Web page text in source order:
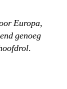
Europa,
genoeg
.